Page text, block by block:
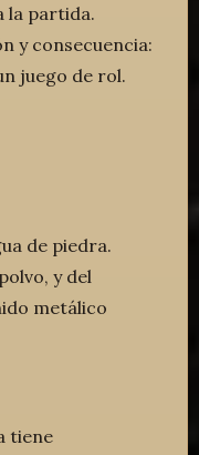
la partida.
y consecuencia:
juego de rol.
de piedra.
y del
metálico
tiene